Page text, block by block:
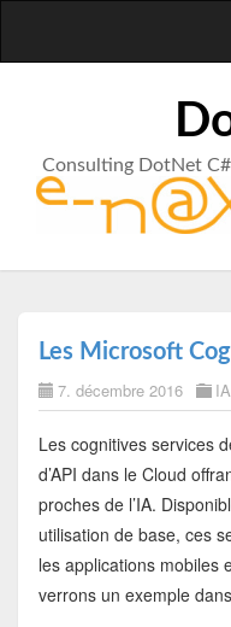
Consulting DotNet
Les Microsoft
7. décembre 2016 IA
Les cognitives services
d’API dans le Cloud
proches de l’IA.
utilisation de base, ces
les applications mobiles
verrons un exemple